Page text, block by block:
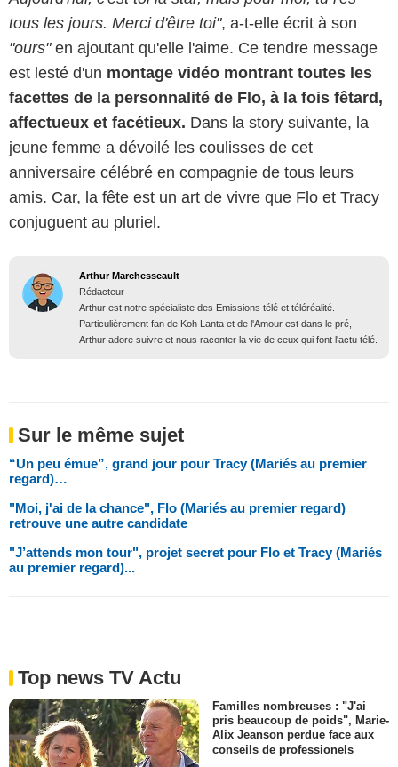
tous les jours. Merci d'être toi", a-t-elle écrit à son
"ours"en ajoutant qu'elle l'aime. Ce tendre message
est lesté d'un montage vidéo montrant toutes les
facettes de la personnalité de Flo, à la fois fêtard,
affectueux et facétieux. Dans la story suivante, la
jeune femme a dévoilé les coulisses de cet
anniversaire célébré en compagnie de tous leurs
amis. Car, la fête est un art de vivre que Flo et Tracy
conjuguent au pluriel.
Arthur Marchesseault
Rédacteur
Arthur est notre spécialiste des Emissions télé et téléréalité.
Particulièrement fan de Koh Lanta et de l'Amour est dans le pré,
Arthur adore suivre et nous raconter la vie de ceux qui font l'actu télé.
Sur le même sujet
“Un peu émue”, grand jour pour Tracy (Mariés au premier
regard)…
"Moi, j'ai de la chance", Flo (Mariés au premier regard)
retrouve une autre candidate
"J’attends mon tour", projet secret pour Flo et Tracy (Mariés
au premier regard)...
Top news TV Actu
Familles nombreuses : "J'ai
pris beaucoup de poids", Marie-
Alix Jeanson perdue face aux
conseils de professionels